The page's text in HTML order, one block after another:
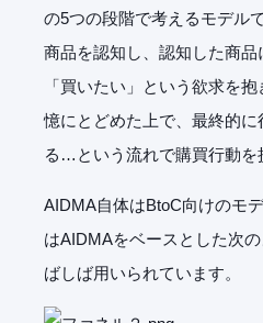
の5つの段階で考えるモデル
商品を認知し、認知した商品
「買いたい」という欲求を
憶にとどめた上で、最終的に
る…という流れで購買行動を
AIDMA自体はBtoC向けのモ
はAIDMAをベースとした次
ばしば用いられています。